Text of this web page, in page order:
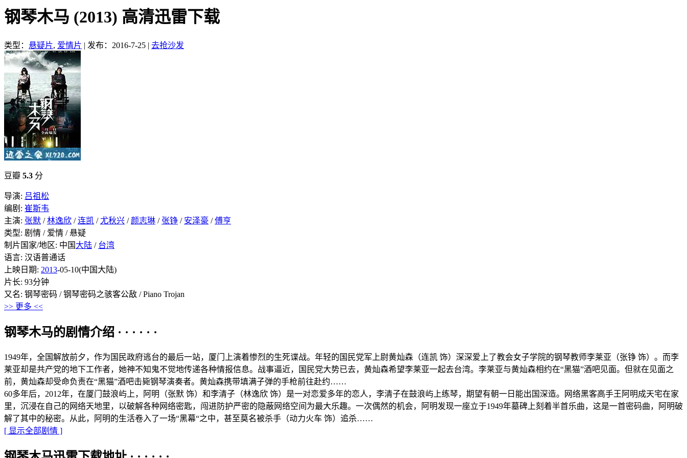
钢琴木马 (2013) 高清迅雷下载
类型： 悬疑片, 爱情片 | 发布：2016-7-25 | 去抢沙发
豆瓣 5.3 分
导演: 吕祖松
编剧: 崔斯韦
主演: 张默 /林逸欣 /连凯 /尤秋兴 / 颜志琳 / 张铮 / 安泽豪 /傅亨
类型: 剧情 / 爱情 / 悬疑
制片国家/地区: 中国 大陆 / 台湾
语言: 汉语普通话
上映日期: 2013-05-10(中国大陆)
片长: 93分钟
又名: 钢琴密码 / 钢琴密码之骇客公敌 / Piano Trojan
>> 更多 <<
钢琴木马的剧情介绍 · · · · · ·
1949年，全国解放前夕，作为国民政府逃台的最后一站，厦门上演着惨烈的生死谍战。年轻的国民党军上尉黄灿森（连凯 饰）深深爱上了教会女子学院的钢琴教师李莱亚（张铮 饰）。而李
莱亚却是共产党的地下工作者，她神不知鬼不觉地传递各种情报信息。战事逼近，国民党大势已去，黄灿森希望李莱亚一起去台湾。李莱亚与黄灿森相约在“黑猫”酒吧见面。但就在见面之
前，黄灿森却受命负责在“黑猫”酒吧击毙钢琴演奏者。黄灿森携带填满子弹的手枪前往赴约……
60多年后，2012年，在厦门鼓浪屿上，阿明（张默 饰）和李清子（林逸欣 饰）是一对恋爱多年的恋人，李清子在鼓浪屿上练琴，期望有朝一日能出国深造。网络黑客高手王阿明成天宅在家
里，沉浸在自己的网络天地里，以破解各种网络密匙，闯进防护严密的隐蔽网络空间为最大乐趣。一次偶然的机会，阿明发现一座立于1949年墓碑上刻着半首乐曲，这是一首密码曲，阿明破
解了其中的秘密。从此，阿明的生活卷入了一场“黑幕“之中，甚至莫名被杀手（动力火车 饰）追杀……
[ 显示全部剧情 ]